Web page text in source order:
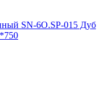
SN-6O.SP-015 Дуб